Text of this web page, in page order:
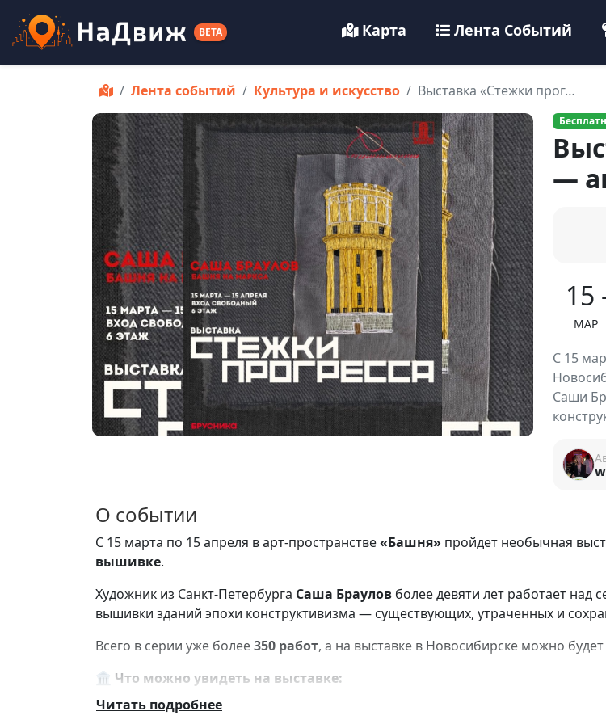
BETA Карта Лента Событий
Лента событий Культура и искусство Выставка «Стежки прог…
—
15
С 15
Саши
О событии
С 15 марта по 15 апреля в арт-пространстве«Башня» пройдет необычная
вышивке.
Художник из Санкт-Петербурга Саша Браулов более девяти лет работает над
вышивки зданий эпохи конструктивизма — существующих, утраченных и
Всего в серии уже более350 работ, а на выставке в Новосибирске можно будет
🏛 Что можно увидеть на выставке:
памятники конструктивизма из разных городов России
Читать подробнее